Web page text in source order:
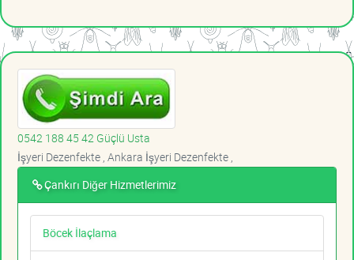
0542 188 45 42 Güçlü Usta
İşyeri Dezenfekte , Ankara İşyeri Dezenfekte ,
Çankırı Diğer Hizmetlerimiz
Böcek İlaçlama